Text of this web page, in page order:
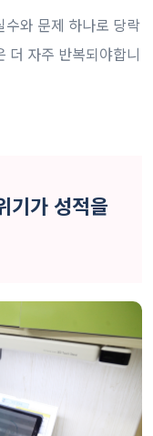
와 문제 하나로 당락
더 자주 반복되야합니
기가 성적을